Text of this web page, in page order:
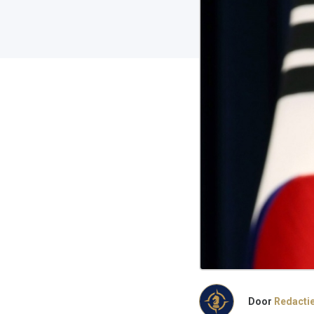
Door